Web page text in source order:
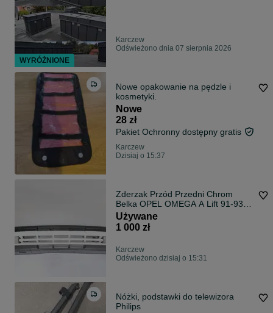
Karczew
Odświeżono dnia 07 sierpnia 2026
Nowe opakowanie na pędzle i
kosmetyki.
Nowe
28 zł
Pakiet Ochronny dostępny gratis
Karczew
Dzisiaj o 15:37
Zderzak Przód Przedni Chrom
Belka OPEL OMEGA A Lift 91-93
Oryginał
Używane
1 000 zł
Karczew
Odświeżono dzisiaj o 15:31
Nóżki, podstawki do telewizora
Philips
WYRÓŻNIONE